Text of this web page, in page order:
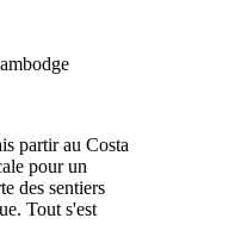
partir au Costa
pour un
des sentiers
Tout s'est